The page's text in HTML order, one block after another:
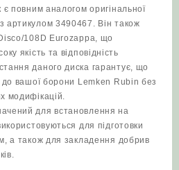
є повним аналогом оригінальної
артикулом 3490467. Він також
108D Eurozappa, що
якість та відповідність
даного диска гарантує, що
до вашої борони Lemken Rubin без
модифікацій.
для встановлення на
для підготовки
а також для закладення добрив